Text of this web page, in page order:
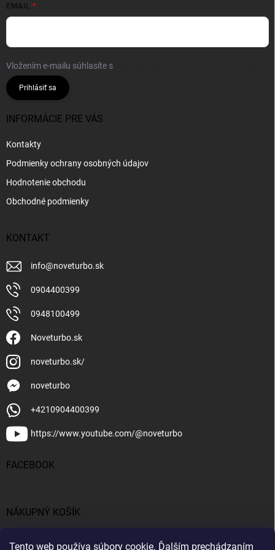
Tento web používa súbory cookie. Ďalším prechádzaním
EMAIL
Vložením e-mailu súhlasíte s
Prihlásiť sa
INFORMÁCIE PRE VÁS
Kontakty
Podmienky ochrany osobných údajov
Hodnotenie obchodu
Obchodné podmienky
KONTAKT
info@noveturbo.sk
0904400399
0948100499
Noveturbo.sk
noveturbo.sk/
noveturbo
+4210904400399
https://www.youtube.com/@noveturbo
FACEBOOK
NÁKUPNÝ KOŠÍK
€0